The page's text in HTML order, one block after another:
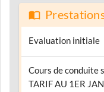
Evaluation initiale
Cours de conduite
TARIF AU 1ER